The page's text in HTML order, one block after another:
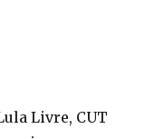
Livre, CUT